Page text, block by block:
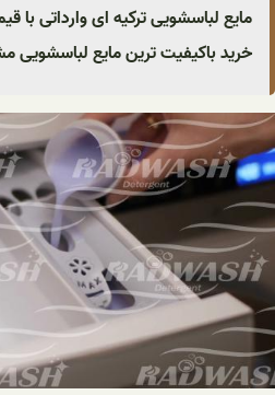
مایع لباسشویی ترکیه ای وارداتی با
خرید باکیفیت ترین مایع لباسشویی